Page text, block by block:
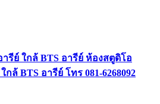
รีย์ ใกล้ BTS อารีย์ ห้องสตูดิโอ
ล้ BTS อารีย์ โทร 081-6268092